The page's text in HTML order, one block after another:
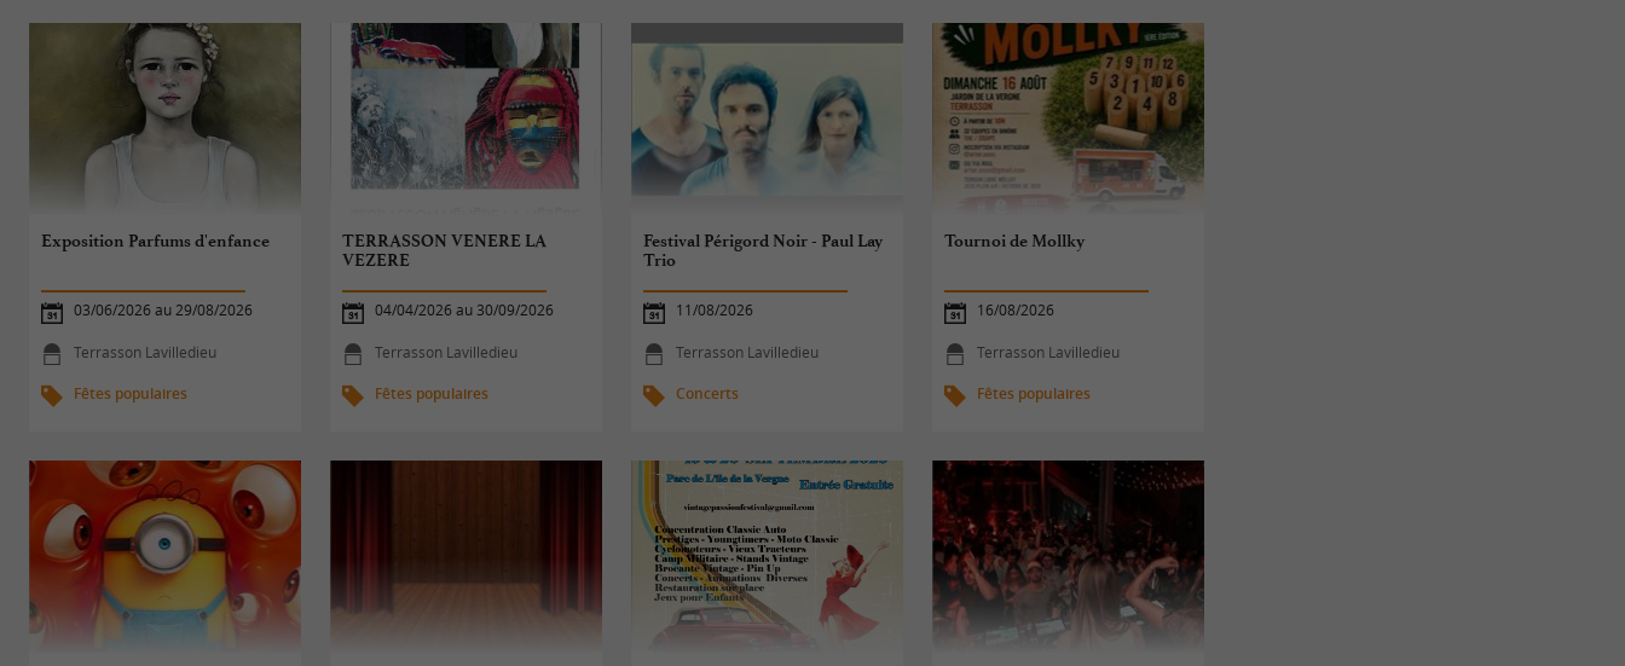
Exposition Parfums d'enfance
03/06/2026 au 29/08/2026
Terrasson Lavilledieu
Fêtes populaires
TERRASSON VENERE LA
VEZERE
04/04/2026 au 30/09/2026
Terrasson Lavilledieu
Fêtes populaires
Festival Périgord Noir - Paul Lay
Trio
11/08/2026
Terrasson Lavilledieu
Concerts
Tournoi de Mollky
16/08/2026
Terrasson Lavilledieu
Fêtes populaires